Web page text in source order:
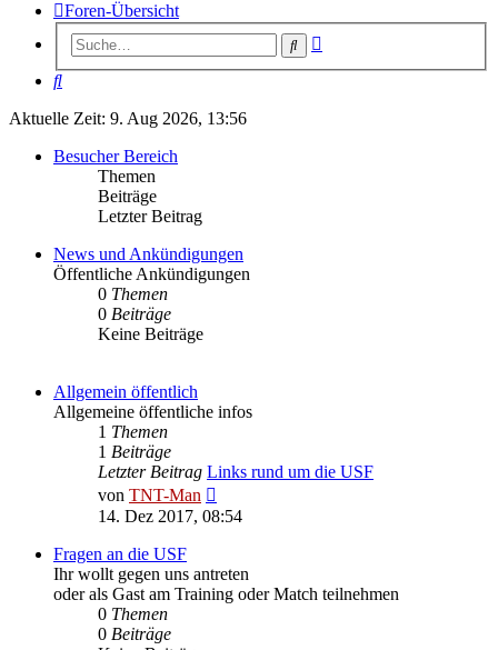
Foren-Übersicht
Suche
Suche
Aktuelle Zeit: 9. Aug 2026, 13:56
Besucher Bereich
Themen
Beiträge
Letzter Beitrag
News und Ankündigungen
Öffentliche Ankündigungen
0 Themen
0 Beiträge
Keine Beiträge
Allgemein öffentlich
Allgemeine öffentliche infos
1 Themen
1 Beiträge
Letzter Beitrag Links rund um die USF
von TNT-Man
Beitrag
14. Dez 2017, 08:54
Fragen an die USF
Ihr wollt gegen uns antreten
oder als Gast am Training oder Match teilnehmen
0 Themen
0 Beiträge